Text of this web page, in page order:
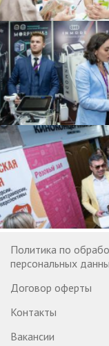
Политика по
персональных
Договор оферты
Контакты
Вакансии